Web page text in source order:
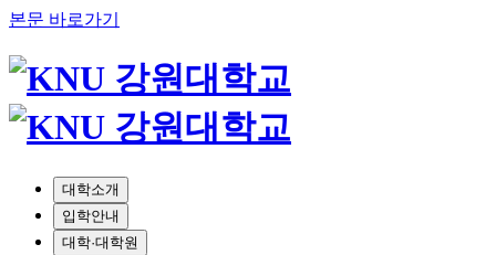
본문 바로가기
대학소개
입학안내
대학·대학원